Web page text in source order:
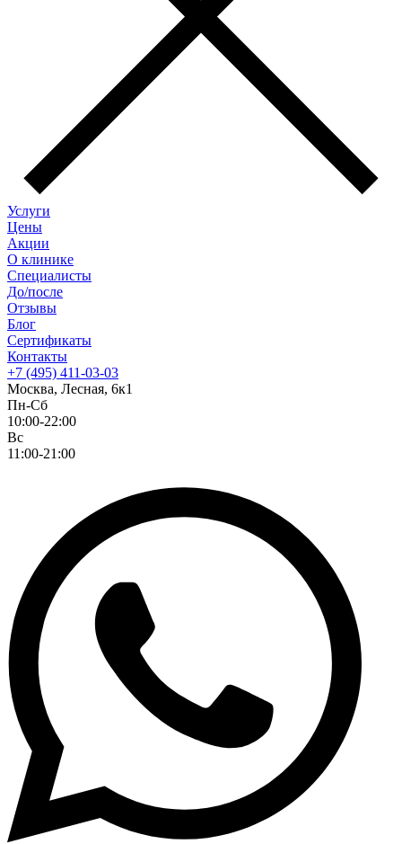
Услуги
Цены
Акции
О клинике
Специалисты
До/после
Отзывы
Блог
Сертификаты
Контакты
+7 (495) 411-03-03
Москва, Лесная, 6к1
Пн-Сб
10:00-22:00
Вс
11:00-21:00